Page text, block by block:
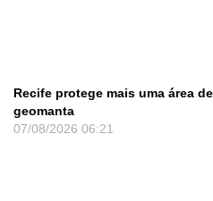
Recife protege mais uma área
geomanta
07/08/2026 06:21